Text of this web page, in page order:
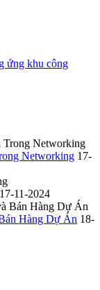
ứng khu công
Networking 17-
17-11-2024
Hàng Dự Án 18-